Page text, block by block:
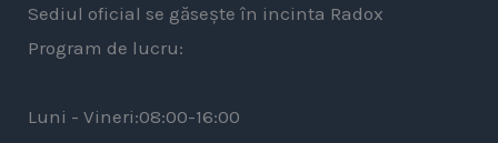
Sediul oficial se găsește în incinta Radox
Program de lucru:
Luni - Vineri:08:00-16:00